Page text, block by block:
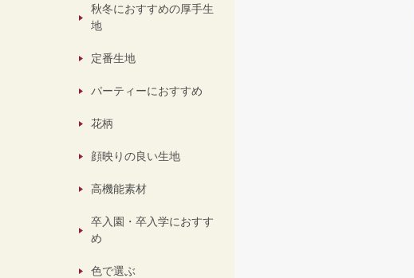
秋冬におすすめの厚手生
地
定番生地
パーティーにおすすめ
花柄
顔映りの良い生地
高機能素材
卒入園・卒入学におすす
め
色で選ぶ